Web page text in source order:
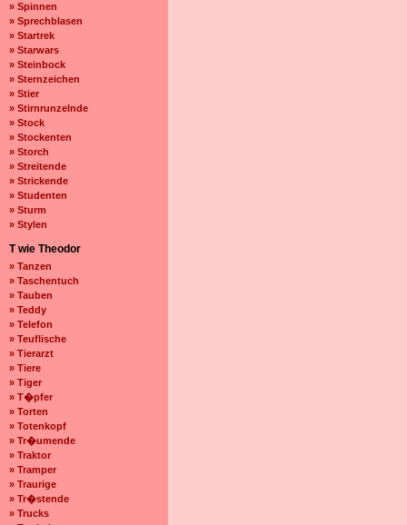
» Spinnen
» Sprechblasen
» Startrek
» Starwars
» Steinbock
» Sternzeichen
» Stier
» Stirnrunzelnde
» Stock
» Stockenten
» Storch
» Streitende
» Strickende
» Studenten
» Sturm
» Stylen
T wie Theodor
» Tanzen
» Taschentuch
» Tauben
» Teddy
» Telefon
» Teuflische
» Tierarzt
» Tiere
» Tiger
» T�pfer
» Torten
» Totenkopf
» Tr�umende
» Traktor
» Tramper
» Traurige
» Tr�stende
» Trucks